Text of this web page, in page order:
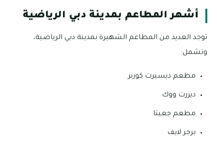
أشهر المطاعم بمدينة دبي الرياضية
توجد العديد من المطاعم الشهيرة بمدينة دبي الرياضية،
وتشمل:
مطعم ديسيرت كورنر
ديزرت ووك
مطعم جعيتا
برجر لايف